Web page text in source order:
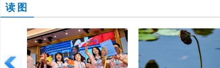
读图